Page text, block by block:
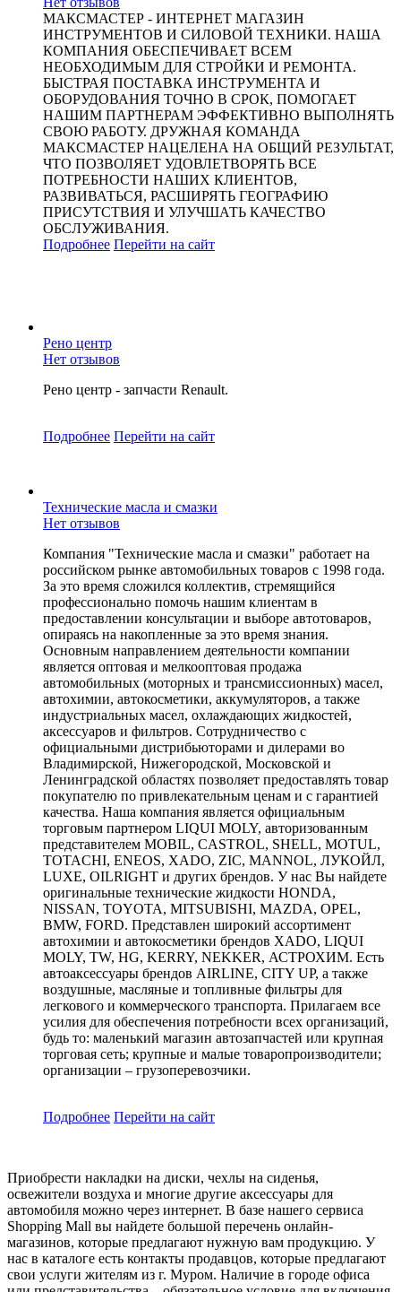
МАКСМАСТЕР - ИНТЕРНЕТ МАГАЗИН
ИНСТРУМЕНТОВ И СИЛОВОЙ ТЕХНИКИ. НАША
КОМПАНИЯ ОБЕСПЕЧИВАЕТ ВСЕМ
НЕОБХОДИМЫМ ДЛЯ СТРОЙКИ И РЕМОНТА.
БЫСТРАЯ ПОСТАВКА ИНСТРУМЕНТА И
ОБОРУДОВАНИЯ ТОЧНО В СРОК, ПОМОГАЕТ
НАШИМ ПАРТНЕРАМ ЭФФЕКТИВНО ВЫПОЛНЯТЬ
СВОЮ РАБОТУ. ДРУЖНАЯ КОМАНДА
МАКСМАСТЕР НАЦЕЛЕНА НА ОБЩИЙ РЕЗУЛЬТАТ,
ЧТО ПОЗВОЛЯЕТ УДОВЛЕТВОРЯТЬ ВСЕ
ПОТРЕБНОСТИ НАШИХ КЛИЕНТОВ,
РАЗВИВАТЬСЯ, РАСШИРЯТЬ ГЕОГРАФИЮ
ПРИСУТСТВИЯ И УЛУЧШАТЬ КАЧЕСТВО
ОБСЛУЖИВАНИЯ.
Подробнее Перейти на сайт
Рено центр
Нет отзывов
Рено центр - запчасти Renault.
Подробнее Перейти на сайт
Технические масла и смазки
Нет отзывов
Компания "Технические масла и смазки" работает на
российском рынке автомобильных товаров с 1998 года.
За это время сложился коллектив, стремящийся
профессионально помочь нашим клиентам в
предоставлении консультации и выборе автотоваров,
опираясь на накопленные за это время знания.
Основным направлением деятельности компании
является оптовая и мелкооптовая продажа
автомобильных (моторных и трансмиссионных) масел,
автохимии, автокосметики, аккумуляторов, а также
индустриальных масел, охлаждающих жидкостей,
аксессуаров и фильтров. Сотрудничество с
официальными дистрибьюторами и дилерами во
Владимирской, Нижегородской, Московской и
Ленинградской областях позволяет предоставлять товар
покупателю по привлекательным ценам и с гарантией
качества. Наша компания является официальным
торговым партнером LIQUI MOLY, авторизованным
представителем MOBIL, CASTROL, SHELL, MOTUL,
TOTACHI, ENEOS, XADO, ZIC, MANNOL, ЛУКОЙЛ,
LUXE, OILRIGHT и других брендов. У нас Вы найдете
оригинальные технические жидкости HONDA,
NISSAN, TOYOTA, MITSUBISHI, MAZDA, OPEL,
BMW, FORD. Представлен широкий ассортимент
автохимии и автокосметики брендов XADO, LIQUI
MOLY, TW, HG, KERRY, NEKKER, АСТРОХИМ. Есть
автоаксессуары брендов AIRLINE, CITY UP, а также
воздушные, масляные и топливные фильтры для
легкового и коммерческого транспорта. Прилагаем все
усилия для обеспечения потребности всех организаций,
будь то: маленький магазин автозапчастей или крупная
торговая сеть; крупные и малые товаропроизводители;
организации – грузоперевозчики.
Подробнее Перейти на сайт
Приобрести накладки на диски, чехлы на сиденья,
освежители воздуха и многие другие аксессуары для
автомобиля можно через интернет. В базе нашего сервиса
Shopping Mall вы найдете большой перечень онлайн-
магазинов, которые предлагают нужную вам продукцию. У
нас в каталоге есть контакты продавцов, которые предлагают
свои услуги жителям из г. Муром. Наличие в городе офиса